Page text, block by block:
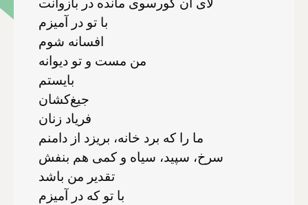
با تو در آمیزم
افسانه شوم
من مست و تو دیوانه
بایستم
جیغ‌کشان
فریاد زنان
ما را که برد خانه، بریزد از دامنم
سرخ، سپید، سیاه و کمی هم بنفش
تقدیر من باشد
با تو که در آمیزم